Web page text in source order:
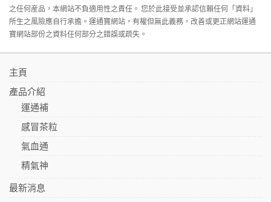
之任何産品，本網站不負適用性之責任。 您於此接受並承認信賴任何「資料」
所生之風險應自行承擔。運通寶網站，有權但無此義務，改善或更正網站運通
寶網站部份之資料任何部分之錯誤或疏失。
主頁
產品介紹
運通補
感冒茶粒
氣血通
精氣神
最新消息